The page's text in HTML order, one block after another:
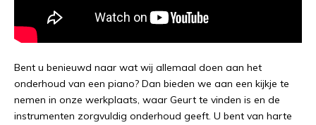
Bent u benieuwd naar wat wij allemaal doen aan het
onderhoud van een piano? Dan bieden we aan een kijkje te
nemen in onze werkplaats, waar Geurt te vinden is en de
instrumenten zorgvuldig onderhoud geeft. U bent van harte